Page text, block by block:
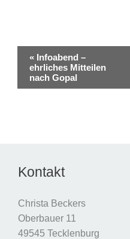
Veranstaltung-
Navigation
«Infoabend –
ehrliches Mitteilen
nach Gopal
Kontakt
Christa Beckers
Oberbauer 11
49545 Tecklenburg